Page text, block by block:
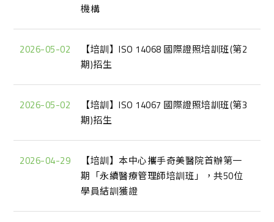
機構
2026-05-02
【培訓】ISO 14068 國際證照培訓班(第2
期)招生
2026-05-02
【培訓】ISO 14067 國際證照培訓班(第3
期)招生
2026-04-29
【培訓】本中心攜手奇美醫院首辦第一
期「永續醫療管理師培訓班」，共50位
學員結訓獲證